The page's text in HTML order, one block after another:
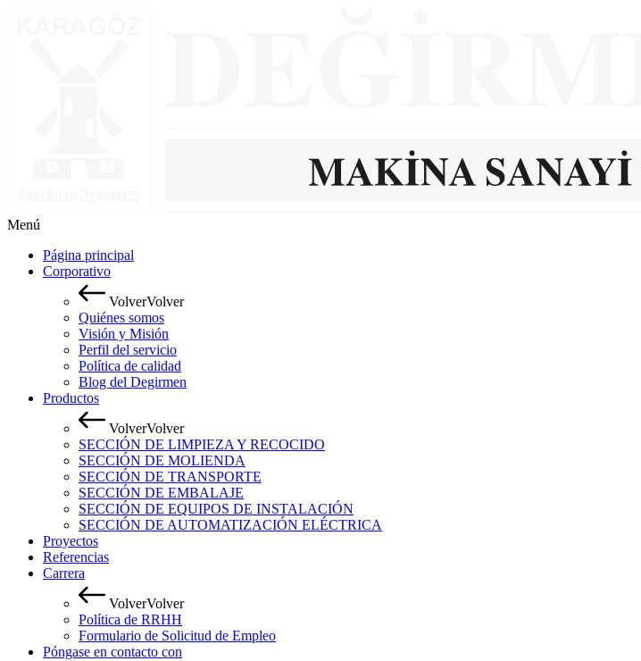
Menú
Página principal
Corporativo
VolverVolver
Quiénes somos
Visión y Misión
Perfil del servicio
Política de calidad
Blog del Degirmen
Productos
VolverVolver
SECCIÓN DE LIMPIEZA Y RECOCIDO
SECCIÓN DE MOLIENDA
SECCIÓN DE TRANSPORTE
SECCIÓN DE EMBALAJE
SECCIÓN DE EQUIPOS DE INSTALACIÓN
SECCIÓN DE AUTOMATIZACIÓN ELÉCTRICA
Proyectos
Referencias
Carrera
VolverVolver
Política de RRHH
Formulario de Solicitud de Empleo
Póngase en contacto con